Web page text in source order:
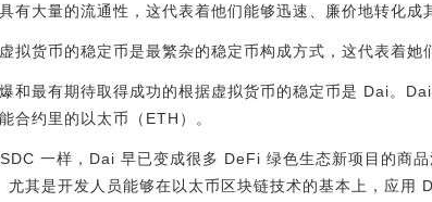
有大量的流通性，这代表着他们能够迅速、廉价地转化成
拟货币的稳定币是最繁杂的稳定币构成方式，这代表着
和最有期待取得成功的根据虚拟货币的稳定币是 Dai。
合约里的以太币（ETH）。
一样，Dai 早已变成很多 DeFi 绿色生态新项目的商
尤其是开发人员能够在以太币区块链技术的基本上，应用